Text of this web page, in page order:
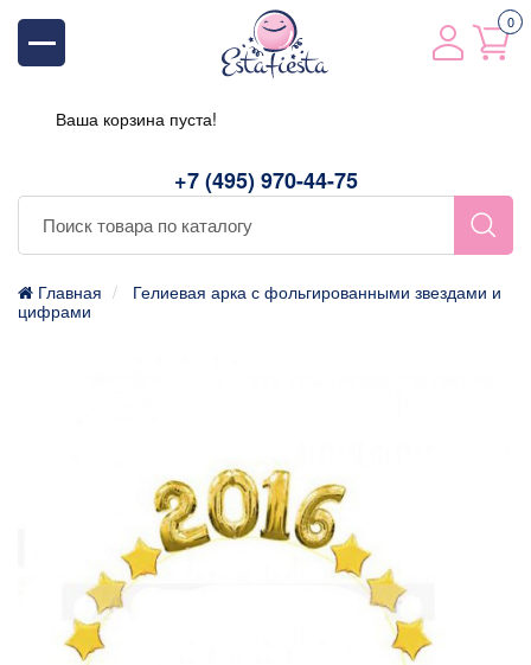
+7 (495) 970-44-75
0
Ваша корзина пуста!
Главная
Гелиевая арка с фольгированными звездами и
цифрами